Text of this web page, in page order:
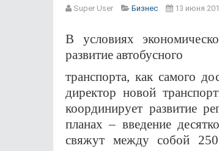
Super User Бизнес 13 июня
В условиях
развитие автобусного
транспорта, как самого
директор новой
координирует развитие
планах – введение
свяжут между собой
PrevNext